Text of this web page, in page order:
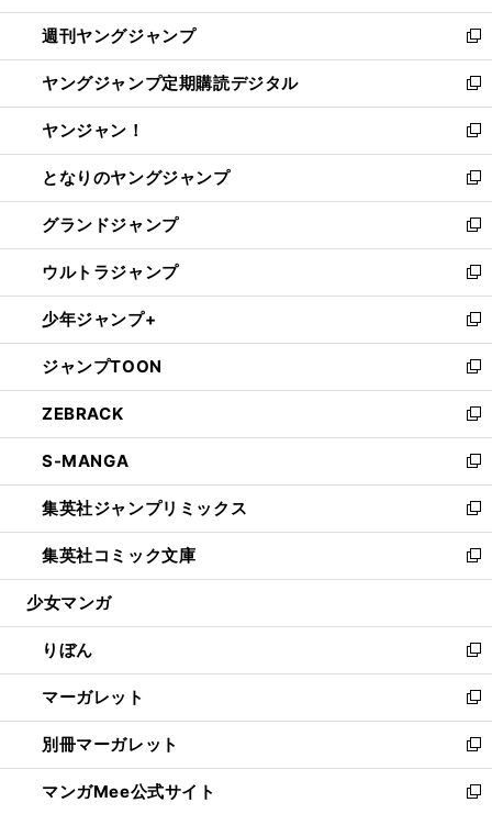
開
く
ウ
で
開
く
ン
ド
ウ
で
開
く
ウ
ィ
ン
ド
ウ
で
開
く
週刊ヤングジャンプ
新
し
い
ウ
ィ
ン
ド
ウ
で
開
く
ヤングジャンプ定期購読デジタル
新
し
い
ウ
ィ
ン
ド
ウ
で
開
く
ヤンジャン！
新
し
い
ウ
ィ
ン
ド
ウ
で
開
く
となりのヤングジャンプ
新
し
い
ウ
ィ
ン
ド
ウ
で
開
く
グランドジャンプ
新
し
い
ウ
ィ
ン
ド
ウ
で
開
く
ウルトラジャンプ
新
し
い
ウ
ィ
ン
ド
ウ
で
開
く
少年ジャンプ+
新
し
い
ウ
ィ
ン
ド
ウ
で
開
く
ジャンプTOON
新
し
い
ウ
ィ
ン
ド
ウ
で
開
ZEBRACK
新
し
い
ウ
ィ
ン
ド
ウ
開
く
S-MANGA
新
し
い
ウ
ィ
ン
ウ
で
開
く
集英社ジャンプリミックス
新
し
い
ウ
ン
ド
ウ
で
開
く
集英社コミック文庫
新
し
ウ
ィ
ン
ド
ウ
で
開
く
少女マンガ
りぼん
新
し
い
ウ
ィ
ン
ド
マーガレット
新
し
い
ウ
ィ
別冊マーガレット
新
し
い
マンガMee公式サイト
新